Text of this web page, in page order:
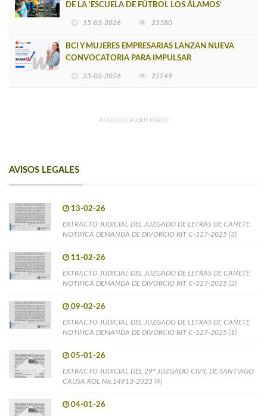
DE LA 'ESCUELA DE FÚTBOL LOS ÁLAMOS'
15-03-2026 25580
BCI Y MUJERES EMPRESARIAS LANZAN NUEVA
CONVOCATORIA PARA IMPULSAR
23-03-2026 25249
ANUNCIO PUBLICITARIO
AVISOS LEGALES
13-02-26
EXTRACTO JUDICIAL DEL JUZGADO DE LETRAS DE CAÑETE
NOTIFICA DEMANDA DE DIVORCIO RIT C-327-2025 (3)
11-02-26
EXTRACTO JUDICIAL DEL JUZGADO DE LETRAS DE CAÑETE
NOTIFICA DEMANDA DE DIVORCIO RIT C-327-2025 (2)
09-02-26
EXTRACTO JUDICIAL DEL JUZGADO DE LETRAS DE CAÑETE
NOTIFICA DEMANDA DE DIVORCIO RIT C-327-2025 (1)
05-01-26
EXTRACTO JUDICIAL DEL 29° JUZGADO CIVIL DE SANTIAGO
CAUSA ROL No.14913-2023 (4)
04-01-26